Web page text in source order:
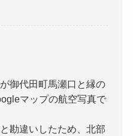
御代田町馬瀬口と縁の
マップの航空写真で
勘違いしたため、北部